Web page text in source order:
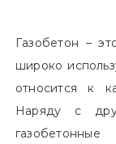
Газобетон –
широко
относится к
Наряду с
газобетонные блоки часто используются при